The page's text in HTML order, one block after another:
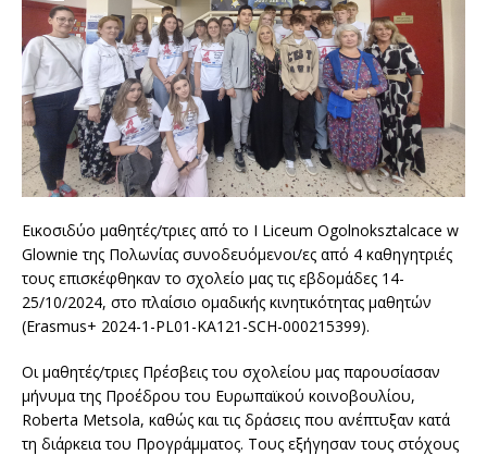
Εικοσιδύο μαθητές/τριες από το I Liceum Ogolnoksztalcace w
Glownie της Πολωνίας συνοδευόμενοι/ες από 4 καθηγητριές
τους επισκέφθηκαν το σχολείο μας τις εβδομάδες 14-
25/10/2024, στο πλαίσιο ομαδικής κινητικότητας μαθητών
(Erasmus+ 2024-1-PL01-KA121-SCH-000215399).
Οι μαθητές/τριες Πρέσβεις του σχολείου μας παρουσίασαν
μήνυμα της Προέδρου του Ευρωπαϊκού κοινοβουλίου,
Roberta Metsola, καθώς και τις δράσεις που ανέπτυξαν κατά
τη διάρκεια του Προγράμματος. Τους εξήγησαν τους στόχους